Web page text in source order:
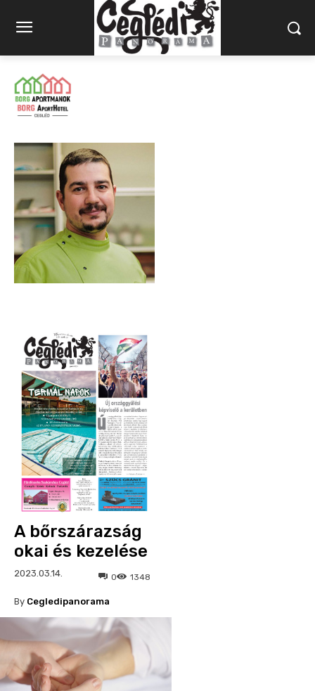
A bőrszárazság
okai és kezelése
2023.03.14. 1348
0
By Cegledipanorama